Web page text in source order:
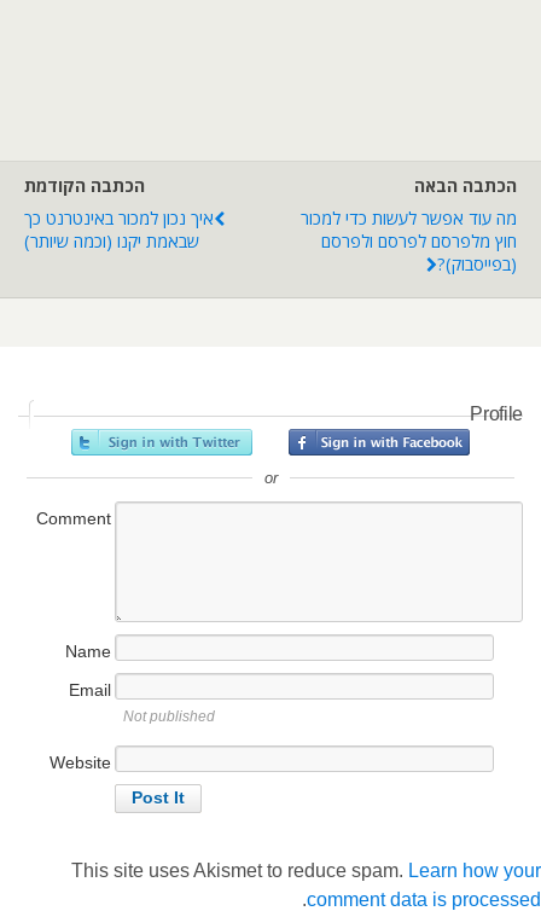
הכתבה הקודמת
איך נכון למכור באינטרנט כך
שבאמת יקנו (וכמה שיותר)
הכתבה הבאה
מה עוד אפשר לעשות כדי למכור
חוץ מלפרסם לפרסם ולפרסם
(בפייסבוק)?
Profile
or
Comment
Name
Email
Not published
Website
This site uses Akismet to reduce spam. Learn how your
comment data is processed
.